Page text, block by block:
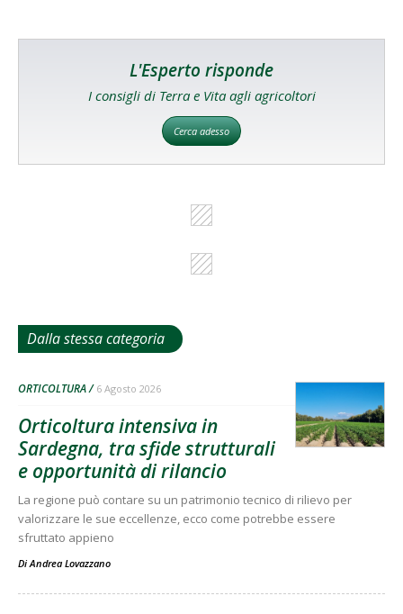
L'Esperto risponde
I consigli di Terra e Vita agli agricoltori
Cerca adesso
Dalla stessa categoria
ORTICOLTURA 6 Agosto 2026
Orticoltura intensiva in
Sardegna, tra sfide strutturali
e opportunità di rilancio
La regione può contare su un patrimonio tecnico di rilievo per
valorizzare le sue eccellenze, ecco come potrebbe essere
sfruttato appieno
DiAndrea Lovazzano